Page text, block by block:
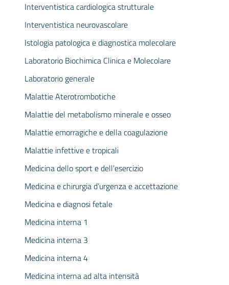
Interventistica cardiologica strutturale
Interventistica neurovascolare
Istologia patologica e diagnostica molecolare
Laboratorio Biochimica Clinica e Molecolare
Laboratorio generale
Malattie Aterotrombotiche
Malattie del metabolismo minerale e osseo
Malattie emorragiche e della coagulazione
Malattie infettive e tropicali
Medicina dello sport e dell’esercizio
Medicina e chirurgia d’urgenza e accettazione
Medicina e diagnosi fetale
Medicina interna 1
Medicina interna 3
Medicina interna 4
Medicina interna ad alta intensità